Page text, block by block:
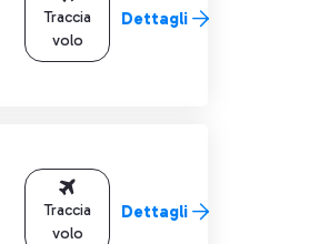
Traccia
volo
Dettagli
Traccia
volo
Dettagli